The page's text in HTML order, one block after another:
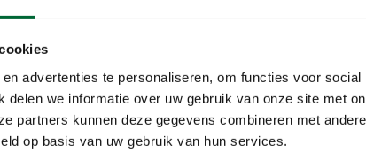
advertenties te personaliseren, om functies voor
delen we informatie over uw gebruik van onze site met
partners kunnen deze gegevens combineren met
op basis van uw gebruik van hun services.
Beloningen
Medaille
Stempel